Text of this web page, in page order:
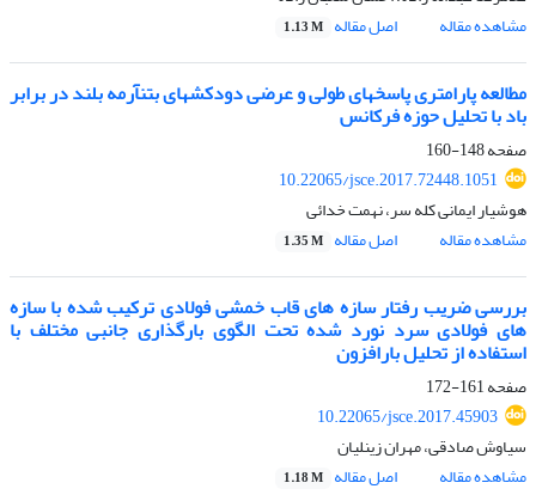
مشاهده مقاله
اصل مقاله 1.13 M
مطالعه پارامتری پاسخ‎های‎ طولی و عرضی دودکش‎های بتن‎آرمه بلند در برابر
باد با تحلیل حوزه فرکانس
صفحه148-160
10.22065/jsce.2017.72448.1051
هوشیار ایمانی کله سر، نهمت خدائی
مشاهده مقاله
اصل مقاله 1.35 M
بررسی ضریب رفتار سازه های قاب خمشی فولادی ترکیب شده با سازه
های فولادی سرد نورد شده تحت الگوی بارگذاری جانبی مختلف با
استفاده از تحلیل بارافزون
صفحه161-172
10.22065/jsce.2017.45903
سیاوش صادقی، مهران زینلیان
مشاهده مقاله
اصل مقاله 1.18 M